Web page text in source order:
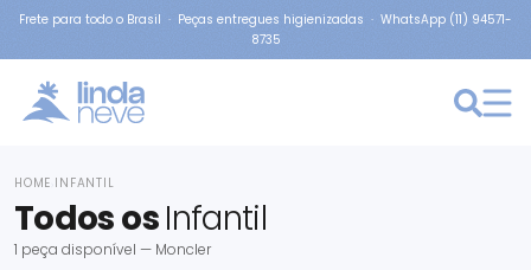
Frete para todo o Brasil · Peças entregues higienizadas · WhatsApp (11) 94571-
8735
HOME INFANTIL
Todos osInfantil
1 peça disponível — Moncler